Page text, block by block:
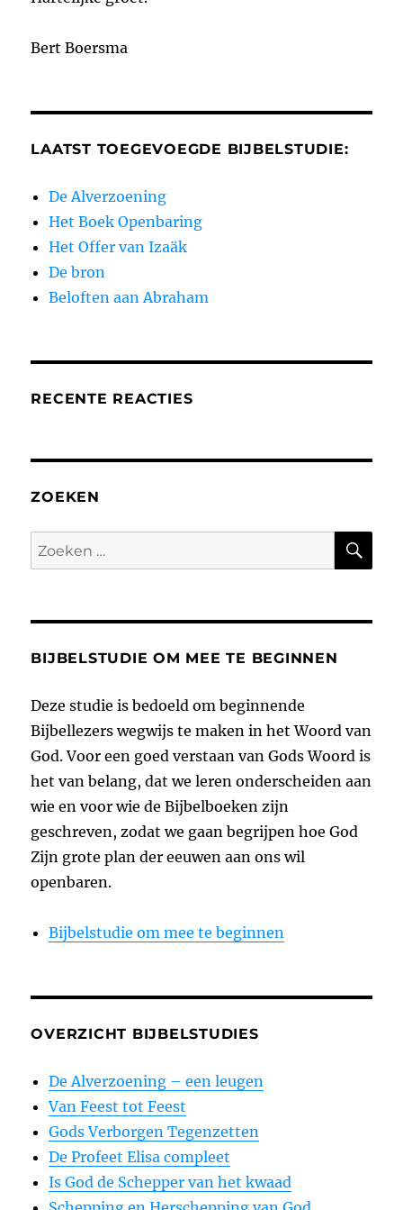
Bert Boersma
LAATST TOEGEVOEGDE BIJBELSTUDIE:
De Alverzoening
Het Boek Openbaring
Het Offer van Izaäk
De bron
Beloften aan Abraham
RECENTE REACTIES
ZOEKEN
Zoeken
naar:
BIJBELSTUDIE OM MEE TE BEGINNEN
Deze studie is bedoeld om beginnende
Bijbellezers wegwijs te maken in het Woord van
God. Voor een goed verstaan van Gods Woord is
het van belang, dat we leren onderscheiden aan
wie en voor wie de Bijbelboeken zijn
geschreven, zodat we gaan begrijpen hoe God
Zijn grote plan der eeuwen aan ons wil
openbaren.
Bijbelstudie om mee te beginnen
OVERZICHT BIJBELSTUDIES
De Alverzoening – een leugen
Van Feest tot Feest
Gods Verborgen Tegenzetten
De Profeet Elisa compleet
Is God de Schepper van het kwaad